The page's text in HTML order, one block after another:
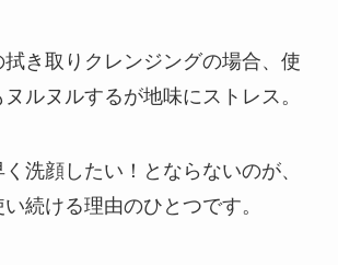
き取りクレンジングの場合、使
ルヌルするが地味にストレス。
洗顔したい！とならないのが、
続ける理由のひとつです。